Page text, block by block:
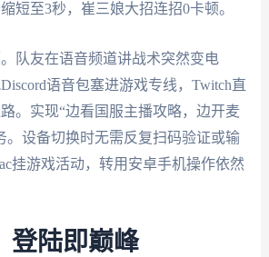
短至3秒，崔三娘大招连招0卡顿。
队友在语音频道讲战术突然变电
语音包塞进游戏专线，Twitch直
。实现“边看国服主播攻略，边开麦
。设备切换时无需反复扫码验证或输
挂游戏活动，转用安卓手机操作依然
登陆即巅峰